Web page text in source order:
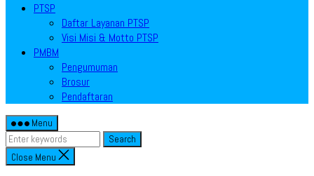
PTSP
Daftar Layanan PTSP
Visi Misi & Motto PTSP
PMBM
Pengumuman
Brosur
Pendaftaran
Menu
Search
Close Menu